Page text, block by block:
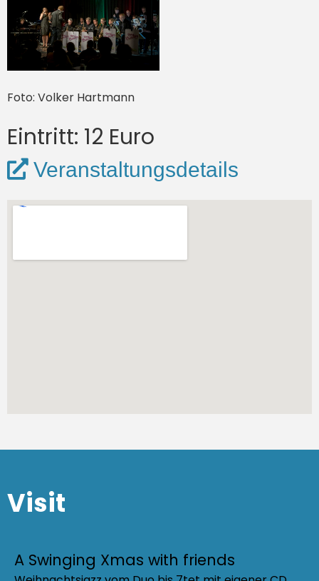
Foto: Volker Hartmann
Eintritt: 12 Euro
Veranstaltungsdetails
Visit
A Swinging Xmas with friends